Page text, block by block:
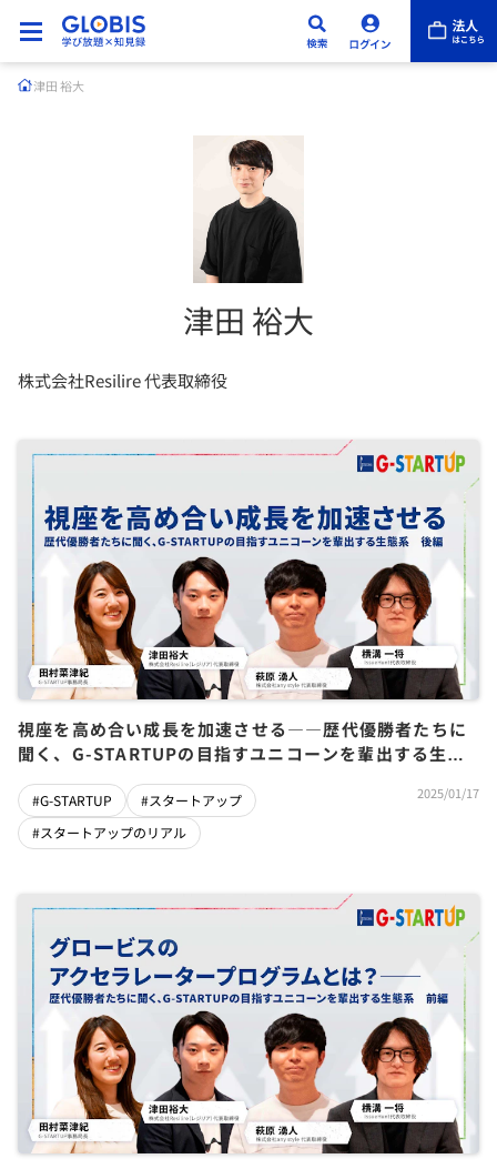
津田 裕大
津田 裕大
株式会社Resilire 代表取締役
視座を高め合い成長を加速させる――歴代優勝者たちに
聞く、G-STARTUPの目指すユニコーンを輩出する生態
系 後編
#G-STARTUP
#スタートアップ
#スタートアップのリアル
2025/01/17